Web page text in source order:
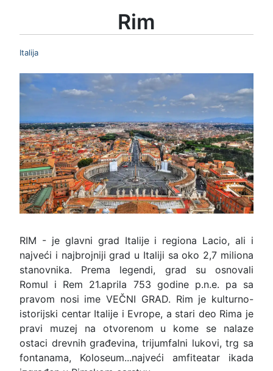
Rim
Italija
RIM - je glavni grad Italije i regiona Lacio, ali i
najveći i najbrojniji grad u Italiji sa oko 2,7 miliona
stanovnika. Prema legendi, grad su osnovali
Romul i Rem 21.aprila 753 godine p.n.e. pa sa
pravom nosi ime VEČNI GRAD. Rim je kulturno-
istorijski centar Italije i Evrope, a stari deo Rima je
pravi muzej na otvorenom u kome se nalaze
ostaci drevnih građevina, trijumfalni lukovi, trg sa
fontanama, Koloseum...najveći amfiteatar ikada